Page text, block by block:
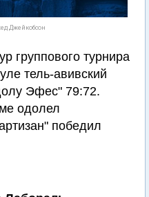
Джейкобсон
группового турнира
тель-авивский
Эфес" 79:72.
одолел
победил